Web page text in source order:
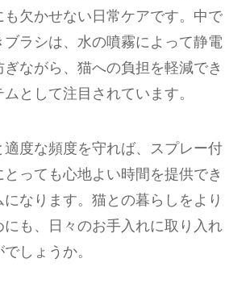
欠かせない日常ケアです。中で
ブラシは、水の噴霧によって静電
ながら、猫への負担を軽減でき
として注目されています。
適度な頻度を守れば、スプレー付
とっても心地よい時間を提供でき
なります。猫との暮らしをより
も、日々のお手入れに取り入れ
しょうか。